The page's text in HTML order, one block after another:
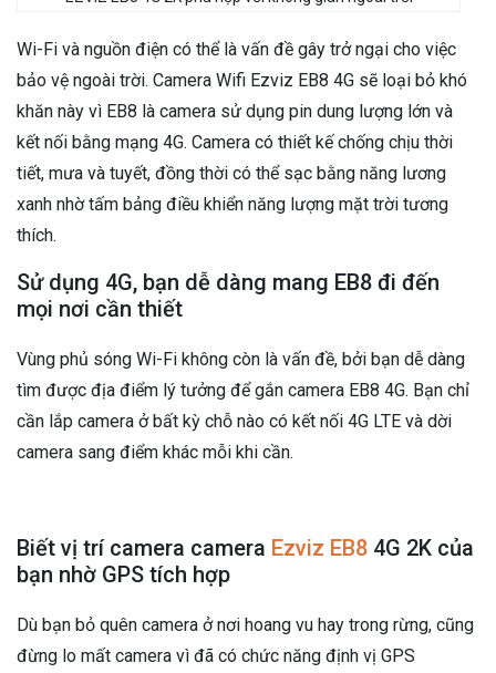
Wi-Fi và nguồn điện có thể là vấn đề gây trở ngại cho việc
bảo vệ ngoài trời. Camera Wifi Ezviz EB8 4G sẽ loại bỏ khó
khăn này vì EB8 là camera sử dụng pin dung lượng lớn và
kết nối bằng mạng 4G. Camera có thiết kế chống chịu thời
tiết, mưa và tuyết, đồng thời có thể sạc bằng năng lương
xanh nhờ tấm bảng điều khiển năng lượng mặt trời tương
thích.
Sử dụng 4G, bạn dễ dàng mang EB8 đi đến
mọi nơi cần thiết
Vùng phủ sóng Wi-Fi không còn là vấn đề, bởi bạn dễ dàng
tìm được địa điểm lý tưởng để gắn camera EB8 4G. Bạn chỉ
cần lắp camera ở bất kỳ chỗ nào có kết nối 4G LTE và dời
camera sang điểm khác mỗi khi cần.
Biết vị trí camera camera Ezviz EB8 4G 2K của
bạn nhờ GPS tích hợp
Dù bạn bỏ quên camera ở nơi hoang vu hay trong rừng, cũng
đừng lo mất camera vì đã có chức năng định vị GPS